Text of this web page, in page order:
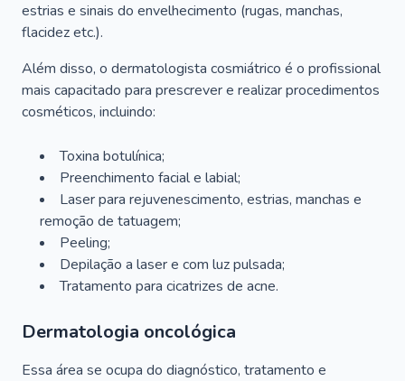
estrias e sinais do envelhecimento (rugas, manchas,
flacidez etc.).
Além disso, o dermatologista cosmiátrico é o profissional
mais capacitado para prescrever e realizar procedimentos
cosméticos, incluindo:
Toxina botulínica;
Preenchimento facial e labial;
Laser para rejuvenescimento, estrias, manchas e
remoção de tatuagem;
Peeling;
Depilação a laser e com luz pulsada;
Tratamento para cicatrizes de acne.
Dermatologia oncológica
Essa área se ocupa do diagnóstico, tratamento e